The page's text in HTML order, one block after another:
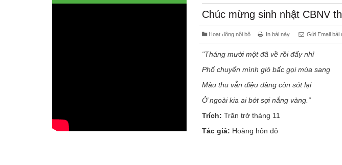
Chúc mừng sinh nhật CBNV
Hoạt động nội bộ In bài này Gửi Email bài
"Tháng mười một đã về rồi đấy nhỉ
Phố chuyển mình gió bấc gọi mùa sang
Màu thu vẫn điệu đàng còn sót lại
Ở ngoài kia ai bớt sợi nắng vàng.”
Trích: Trăn trở tháng 11
Tác giả: Hoàng hôn đỏ